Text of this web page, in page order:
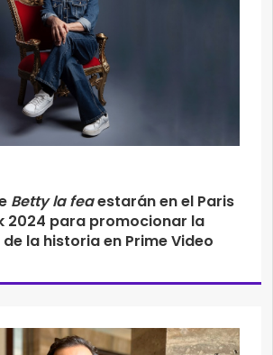
Betty la feaestarán en el Paris
2024 para promocionar la
la historia en Prime Video